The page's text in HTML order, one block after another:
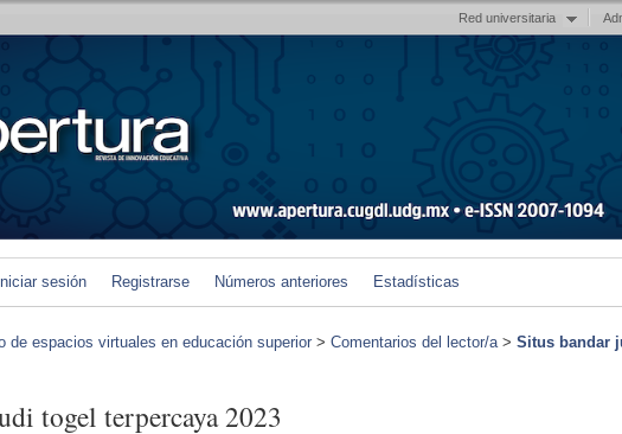
Red universitaria
Iniciar sesión Registrarse Números anteriores Estadísticas
de espacios virtuales en educación superior > Comentarios del lector/a> Situs bandar
togel terpercaya 2023